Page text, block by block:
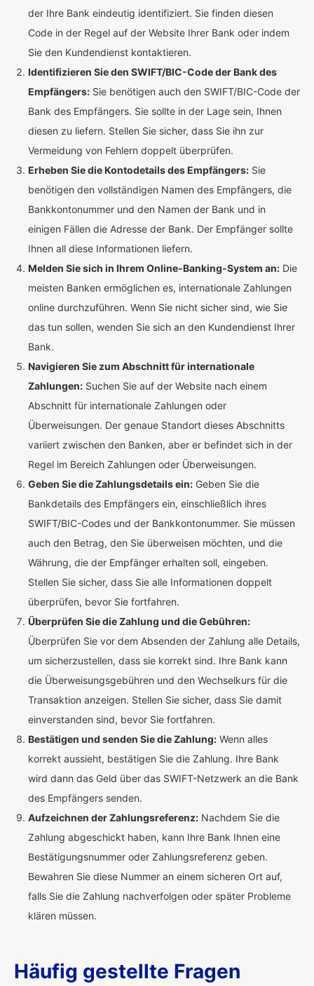
der Ihre Bank eindeutig identifiziert. Sie finden diesen
Code in der Regel auf der Website Ihrer Bank oder indem
Sie den Kundendienst kontaktieren.
Identifizieren Sie den SWIFT/BIC-Code der Bank des
Empfängers: Sie benötigen auch den SWIFT/BIC-Code der
Bank des Empfängers. Sie sollte in der Lage sein, Ihnen
diesen zu liefern. Stellen Sie sicher, dass Sie ihn zur
Vermeidung von Fehlern doppelt überprüfen.
Erheben Sie die Kontodetails des Empfängers: Sie
benötigen den vollständigen Namen des Empfängers, die
Bankkontonummer und den Namen der Bank und in
einigen Fällen die Adresse der Bank. Der Empfänger sollte
Ihnen all diese Informationen liefern.
Melden Sie sich in Ihrem Online-Banking-System an: Die
meisten Banken ermöglichen es, internationale Zahlungen
online durchzuführen. Wenn Sie nicht sicher sind, wie Sie
das tun sollen, wenden Sie sich an den Kundendienst Ihrer
Bank.
Navigieren Sie zum Abschnitt für internationale
Zahlungen: Suchen Sie auf der Website nach einem
Abschnitt für internationale Zahlungen oder
Überweisungen. Der genaue Standort dieses Abschnitts
variiert zwischen den Banken, aber er befindet sich in der
Regel im Bereich Zahlungen oder Überweisungen.
Geben Sie die Zahlungsdetails ein: Geben Sie die
Bankdetails des Empfängers ein, einschließlich ihres
SWIFT/BIC-Codes und der Bankkontonummer. Sie müssen
auch den Betrag, den Sie überweisen möchten, und die
Währung, die der Empfänger erhalten soll, eingeben.
Stellen Sie sicher, dass Sie alle Informationen doppelt
überprüfen, bevor Sie fortfahren.
Überprüfen Sie die Zahlung und die Gebühren:
Überprüfen Sie vor dem Absenden der Zahlung alle Details,
um sicherzustellen, dass sie korrekt sind. Ihre Bank kann
die Überweisungsgebühren und den Wechselkurs für die
Transaktion anzeigen. Stellen Sie sicher, dass Sie damit
einverstanden sind, bevor Sie fortfahren.
Bestätigen und senden Sie die Zahlung: Wenn alles
korrekt aussieht, bestätigen Sie die Zahlung. Ihre Bank
wird dann das Geld über das SWIFT-Netzwerk an die Bank
des Empfängers senden.
Aufzeichnen der Zahlungsreferenz: Nachdem Sie die
Zahlung abgeschickt haben, kann Ihre Bank Ihnen eine
Bestätigungsnummer oder Zahlungsreferenz geben.
Bewahren Sie diese Nummer an einem sicheren Ort auf,
falls Sie die Zahlung nachverfolgen oder später Probleme
klären müssen.
Häufig gestellte Fragen